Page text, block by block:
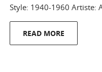
Style: 1940-1960 Artiste:
READ MORE